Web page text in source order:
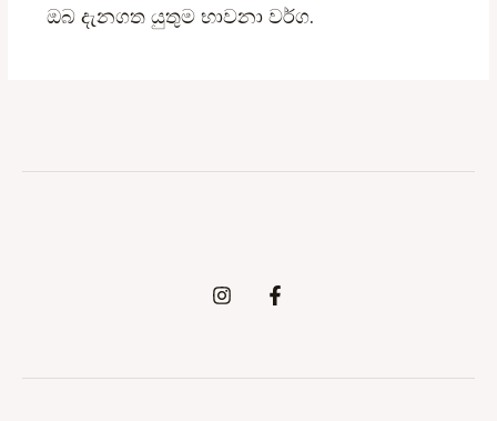
ඔබ දැනගත යුතුම භාවනා වර්ග.